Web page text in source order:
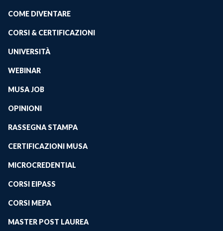
COME DIVENTARE
CORSI & CERTIFICAZIONI
UNIVERSITÀ
WEBINAR
MUSA JOB
OPINIONI
RASSEGNA STAMPA
CERTIFICAZIONI MUSA
MICROCREDENTIAL
CORSI EIPASS
CORSI MEPA
MASTER POST LAUREA